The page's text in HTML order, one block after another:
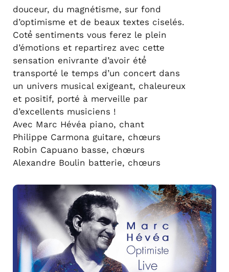
douceur, du magnétisme, sur fond
d’optimisme et de beaux textes ciselés.
Coté́ sentiments vous ferez le plein
d’émotions et repartirez avec cette
sensation enivrante d’avoir été́
transporté le temps d’un concert dans
un univers musical exigeant, chaleureux
et positif, porté à merveille par
d’excellents musiciens !
Avec Marc Hévéa piano, chant
Philippe Carmona guitare, chœurs
Robin Capuano basse, chœurs
Alexandre Boulin batterie, chœurs